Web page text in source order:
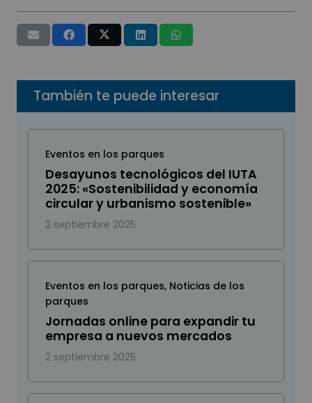
También te puede interesar
Eventos en los parques
Desayunos tecnológicos del IUTA
2025: «Sostenibilidad y economía
circular y urbanismo sostenible»
2 septiembre 2025
Eventos en los parques, Noticias de los
parques
Jornadas online para expandir tu
empresa a nuevos mercados
2 septiembre 2025